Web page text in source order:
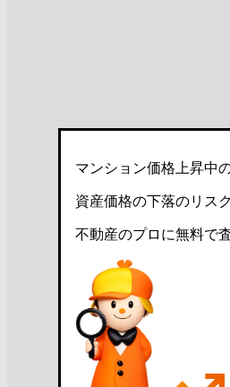
マンション価格上昇中
資産価格の下落のリス
不動産のプロに無料で